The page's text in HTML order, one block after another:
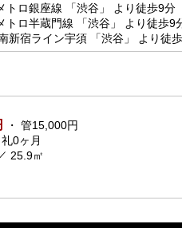
トロ銀座線 「渋谷」 より徒歩9分
トロ半蔵門線 「渋谷」 より徒歩9
新宿ライン宇須 「渋谷」 より徒
・ 管15,000円
0ヶ月
25.9㎡